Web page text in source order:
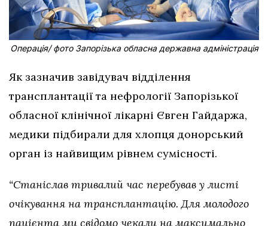
Операція/ фото Запорізька обласна державна адміністрація
Як зазначив завідувач відділення
трансплантації та нефрології Запорізької
обласної клінічної лікарні Євген Гайдаржа,
медики підбирали для хлопця донорський
орган із найвищим рівнем сумісності.
“Станіслав тривалий час перебував у листі
очікування на трансплантацію. Для молодого
пацієнта ми свідомо чекали на максимально